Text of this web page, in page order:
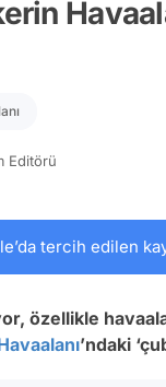
Editörü
tercih edilen
özellikle
’ndaki